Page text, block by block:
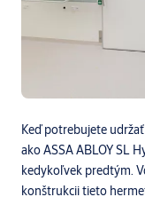
Keď potrebujete
ako ASSA ABLOY SL
kedykoľvek predtým.
konštrukcii tieto